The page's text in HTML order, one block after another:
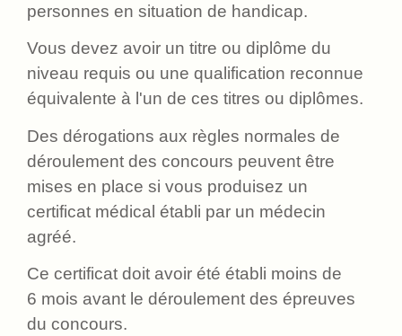
personnes en situation de handicap.
Vous devez avoir un titre ou diplôme du
niveau requis ou une qualification reconnue
équivalente à l'un de ces titres ou diplômes.
Des dérogations aux règles normales de
déroulement des concours peuvent être
mises en place si vous produisez un
certificat médical établi par un médecin
agréé.
Ce certificat doit avoir été établi moins de
6 mois avant le déroulement des épreuves
du concours.